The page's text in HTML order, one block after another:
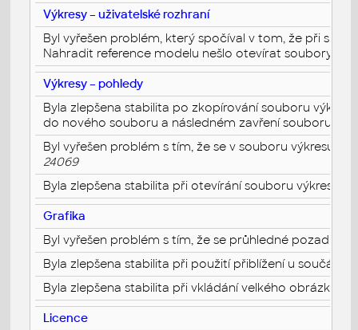
Výkresy – uživatelské rozhraní
Byl vyřešen problém, který spočíval v tom, že při
Nahradit reference modelu nešlo otevírat soubory z
Výkresy – pohledy
Byla zlepšena stabilita po zkopírování souboru
do nového souboru a následném zavření souboru
Byl vyřešen problém s tím, že se v souboru výkresu
24069
Byla zlepšena stabilita při otevírání souboru výkresu
Grafika
Byl vyřešen problém s tím, že se průhledné pozadí
Byla zlepšena stabilita při použití přiblížení u součásti
Byla zlepšena stabilita při vkládání velkého obrázku
Licence